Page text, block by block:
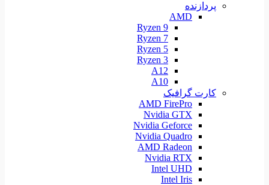
پردازنده
AMD
Ryzen 9
Ryzen 7
Ryzen 5
Ryzen 3
A12
A10
کارت گرافیک
AMD FirePro
Nvidia GTX
Nvidia Geforce
Nvidia Quadro
AMD Radeon
Nvidia RTX
Intel UHD
Intel Iris